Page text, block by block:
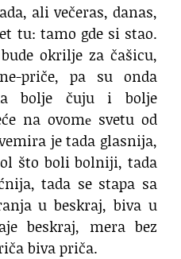
ali večeras, danas,
tu: tamo gde si stao.
okrilje za čašicu,
priče, pa su onda
bolje čuju i bolje
na ovomе svetu od
je tada glasnija,
što boli bolniji, tada
tada se stapa sa
u beskraj, biva u
beskraj, mera bez
biva priča.